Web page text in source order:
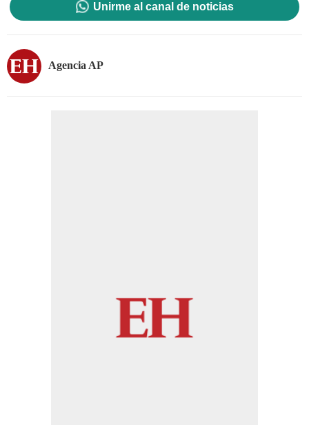
Unirme al canal de noticias
Agencia AP